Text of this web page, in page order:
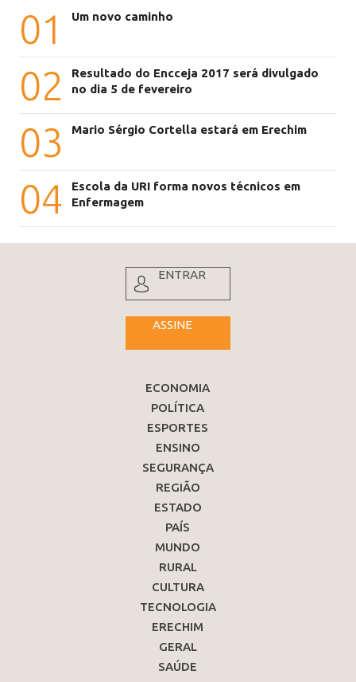
01 Um novo caminho
02
Resultado do Encceja 2017 será divulgado
no dia 5 de fevereiro
03 Mario Sérgio Cortella estará em Erechim
04
Escola da URI forma novos técnicos em
Enfermagem
ENTRAR
ASSINE
ECONOMIA
POLÍTICA
ESPORTES
ENSINO
SEGURANÇA
REGIÃO
ESTADO
PAÍS
MUNDO
RURAL
CULTURA
TECNOLOGIA
ERECHIM
GERAL
SAÚDE